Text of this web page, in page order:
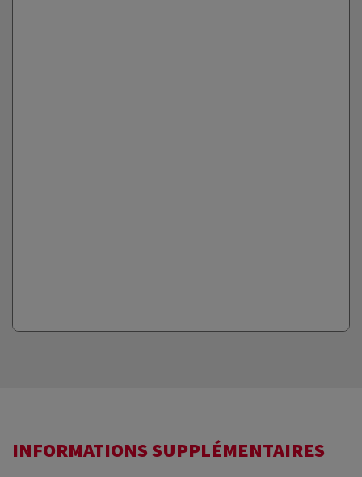
INFORMATIONS SUPPLÉMENTAIRES